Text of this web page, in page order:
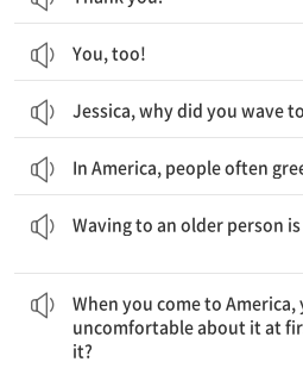
You, too!
Jessica, why did you wave
In America, people often
Waving to an older person
When you come to America,
uncomfortable about it at
it?